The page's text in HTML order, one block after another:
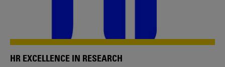
HR EXCELLENCE IN RESEARCH